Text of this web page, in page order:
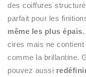
des coiffures
parfait pour les
même les plus épais.
cires mais ne contient
comme la brillantine.
pouvez aussi